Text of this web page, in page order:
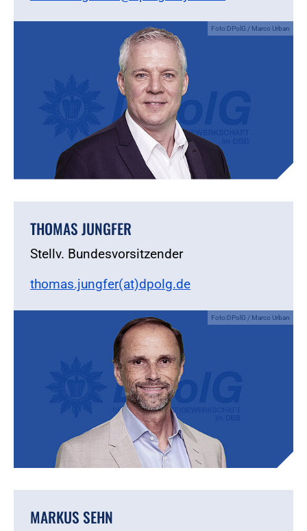
Foto:DPolG / Marco Urban
THOMAS JUNGFER
Stellv. Bundesvorsitzender
thomas.jungfer(at)dpolg.de
Foto:DPolG / Marco Urban
MARKUS SEHN